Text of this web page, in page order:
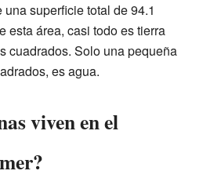
superficie total de 94.1
esta área, casi todo es tierra
cuadrados. Solo una pequeña
es agua.
viven en el